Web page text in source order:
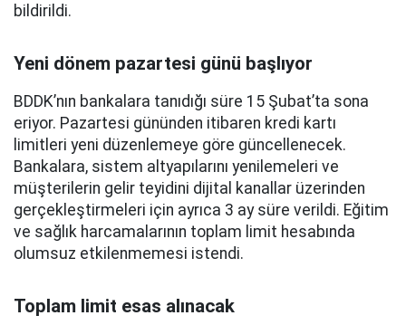
bildirildi.
Yeni dönem pazartesi günü başlıyor
BDDK’nın bankalara tanıdığı süre 15 Şubat’ta sona
eriyor. Pazartesi gününden itibaren kredi kartı
limitleri yeni düzenlemeye göre güncellenecek.
Bankalara, sistem altyapılarını yenilemeleri ve
müşterilerin gelir teyidini dijital kanallar üzerinden
gerçekleştirmeleri için ayrıca 3 ay süre verildi. Eğitim
ve sağlık harcamalarının toplam limit hesabında
olumsuz etkilenmemesi istendi.
Toplam limit esas alınacak